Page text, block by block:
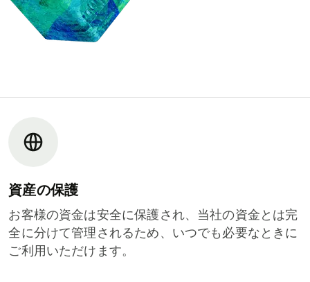
資産の保護
お客様の資金は安全に保護され、当社の資金とは完
全に分けて管理されるため、いつでも必要なときに
ご利用いただけます。